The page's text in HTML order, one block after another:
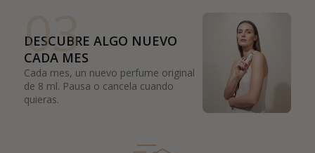
03
DESCUBRE ALGO NUEVO
CADA MES
Cada mes, un nuevo perfume original
de 8 ml. Pausa o cancela cuando
quieras.